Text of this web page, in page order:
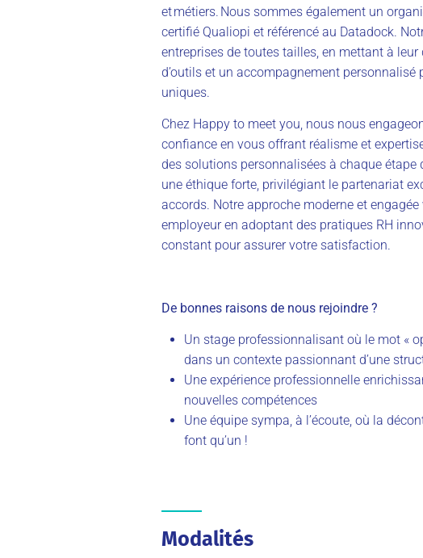
et métiers. Nous sommes également un
certifié Qualiopi et référencé au Datadock.
entreprises de toutes tailles, en mettant à
d’outils et un accompagnement personnalisé
uniques.
Chez Happy to meet you, nous nous
confiance en vous offrant réalisme et
des solutions personnalisées à chaque étape
une éthique forte, privilégiant le partenariat
accords. Notre approche moderne et
employeur en adoptant des pratiques RH
constant pour assurer votre satisfaction.
De bonnes raisons de nous rejoindre ?
Un stage professionnalisant où le mot «
dans un contexte passionnant d’une
Une expérience professionnelle
nouvelles compétences
Une équipe sympa, à l’écoute, où la
font qu’un !
Modalités